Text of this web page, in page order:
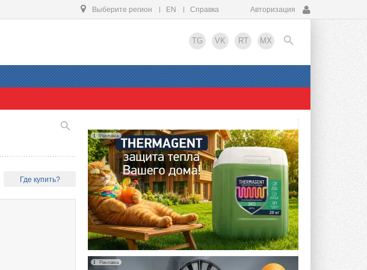
Выберите регион EN Справка Авторизация
TG VK RT MX
EN
Где купить?
Реклама
Реклама